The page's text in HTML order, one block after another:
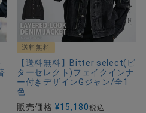
送料無料
【送料無料】Bitter select(ビ
ターセレクト)フェイクインナ
ー付きデザインGジャン/全1
色
販売価格 ¥15,180税込